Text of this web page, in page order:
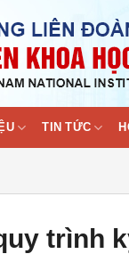
TIN TỨC
trình